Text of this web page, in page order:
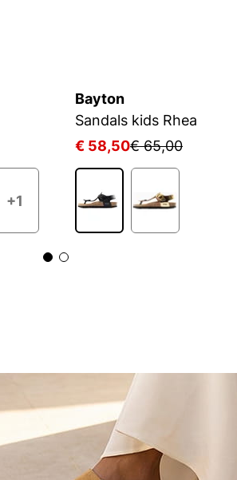
+1
Bayton
Sandals kids Rhea
€ 58,50€ 65,00